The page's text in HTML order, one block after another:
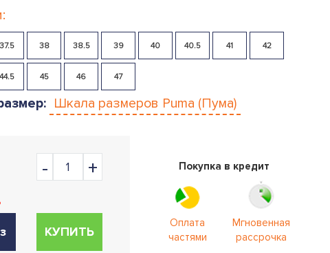
37.5 38 38.5 39 40 40.5 41 42
44.5 45 46 47
Шкала размеров Puma (Пума)
КУПИТЬ
Покупка в кредит
Оплата
частями
Мгновенная
рассрочка